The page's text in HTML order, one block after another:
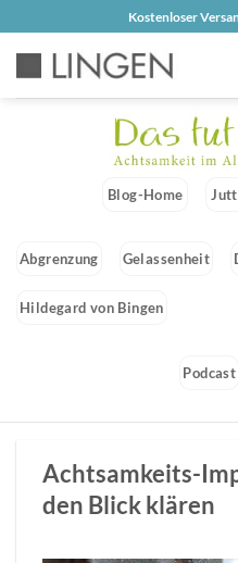
Inhalt
Kostenloser
Blog-Home
Abgrenzung Gelassenheit
Hildegard von Bingen
Podcast
Achtsamkeits-
den Blick klären